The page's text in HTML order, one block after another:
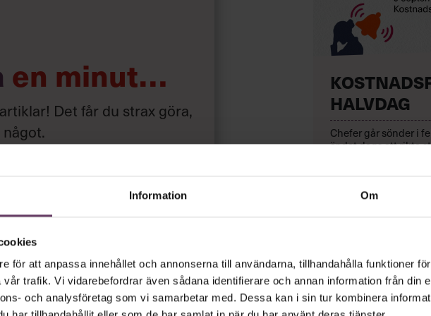
Information Om
för att anpassa innehållet och annonserna till användarna, tillhandahålla funktioner för
trafik. Vi vidarebefordrar även sådana identifierare och annan information från din
och analysföretag som vi samarbetar med. Dessa kan i sin tur kombinera
med olika egenskaper – och
utrymme.
tror på sin egen förmåga
en minut…
Det får du strax göra,
.
gratisochutan tidsbegränsning!
Läs vår integritetspolicy här.
HALVDAG
Chefer går sönder i
är det dags att rikta
9
Sveriges främsta
lösningar som du